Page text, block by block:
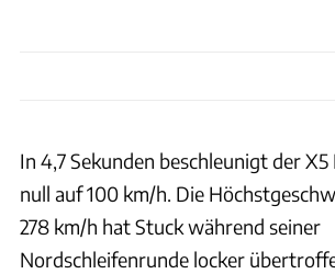
In 4,7 Sekunden beschleunigt der
null auf 100 km/h. Die
278 km/h hat Stuck während seiner
Nordschleifenrunde locker